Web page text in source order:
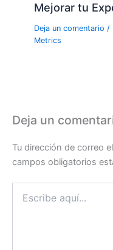
Mejorar tu
Deja un comentario /
Metrics
Deja un
Tu dirección de correo
campos obligatorios
aquí...